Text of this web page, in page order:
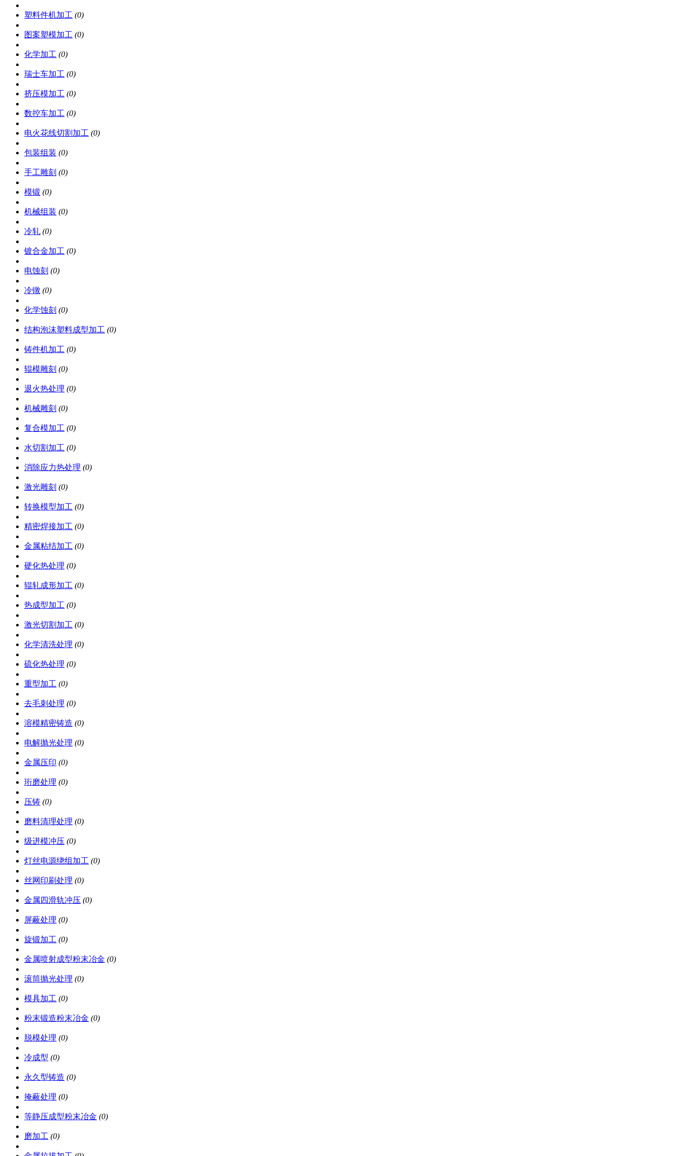
塑料件机加工 (0)
图案塑模加工 (0)
化学加工 (0)
瑞士车加工 (0)
挤压模加工 (0)
数控车加工 (0)
电火花线切割加工 (0)
包装组装 (0)
手工雕刻 (0)
模锻 (0)
机械组装 (0)
冷轧 (0)
镀合金加工 (0)
电蚀刻 (0)
冷镦 (0)
化学蚀刻 (0)
结构泡沫塑料成型加工 (0)
铸件机加工 (0)
辊模雕刻 (0)
退火热处理 (0)
机械雕刻 (0)
复合模加工 (0)
水切割加工 (0)
消除应力热处理 (0)
激光雕刻 (0)
转换模型加工 (0)
精密焊接加工 (0)
金属粘结加工 (0)
硬化热处理 (0)
辊轧成形加工 (0)
热成型加工 (0)
激光切割加工 (0)
化学清洗处理 (0)
硫化热处理 (0)
重型加工 (0)
去毛刺处理 (0)
溶模精密铸造 (0)
电解抛光处理 (0)
金属压印 (0)
珩磨处理 (0)
压铸 (0)
磨料清理处理 (0)
级进模冲压 (0)
灯丝电源绕组加工 (0)
丝网印刷处理 (0)
金属四滑轨冲压 (0)
屏蔽处理 (0)
旋锻加工 (0)
金属喷射成型粉末冶金 (0)
滚筒抛光处理 (0)
模具加工 (0)
粉末锻造粉末冶金 (0)
脱模处理 (0)
冷成型 (0)
永久型铸造 (0)
掩蔽处理 (0)
等静压成型粉末冶金 (0)
磨加工 (0)